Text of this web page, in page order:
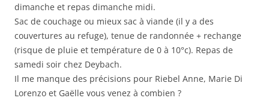
dimanche et repas dimanche midi.
Sac de couchage ou mieux sac à viande (il y a des
couvertures au refuge), tenue de randonnée + rechange
(risque de pluie et température de 0 à 10°c). Repas de
samedi soir chez Deybach.
Il me manque des précisions pour Riebel Anne, Marie Di
Lorenzo et Gaëlle vous venez à combien ?